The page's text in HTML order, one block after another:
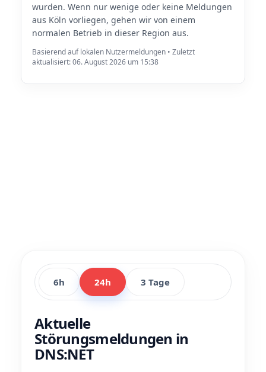
wurden. Wenn nur wenige oder keine Meldungen
aus Köln vorliegen, gehen wir von einem
normalen Betrieb in dieser Region aus.
Basierend auf lokalen Nutzermeldungen • Zuletzt
aktualisiert: 06. August 2026 um 15:38
6h 24h 3 Tage
Aktuelle
Störungsmeldungen in
DNS:NET